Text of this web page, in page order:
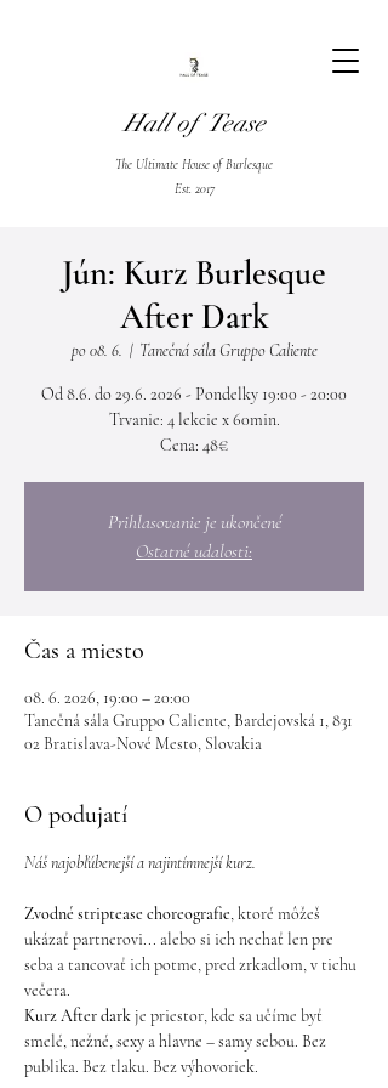
Hall of Tease
The Ultimate House of Burlesque
Est. 2017
Jún: Kurz Burlesque
After Dark
po 08. 6.
  |
Tanečná sála Gruppo Caliente
Od 8.6. do 29.6. 2026 - Pondelky 19:00 - 20:00
Trvanie: 4 lekcie x 60min.
Cena: 48€
Prihlasovanie je ukončené
Ostatné udalosti:
Čas a miesto
08. 6. 2026, 19:00 – 20:00
Tanečná sála Gruppo Caliente, Bardejovská 1, 831
02 Bratislava-Nové Mesto, Slovakia
O podujatí
Náš najobľúbenejší a najintímnejší kurz.
Zvodné striptease choreografie, ktoré môžeš
ukázať partnerovi... alebo si ich nechať len pre
seba a tancovať ich potme, pred zrkadlom, v tichu
večera.
Kurz After dark je priestor, kde sa učíme byť
smelé, nežné, sexy a hlavne – samy sebou. Bez
publika. Bez tlaku. Bez výhovoriek.